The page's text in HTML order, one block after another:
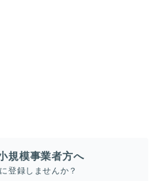
規模事業者方へ
登録しませんか？